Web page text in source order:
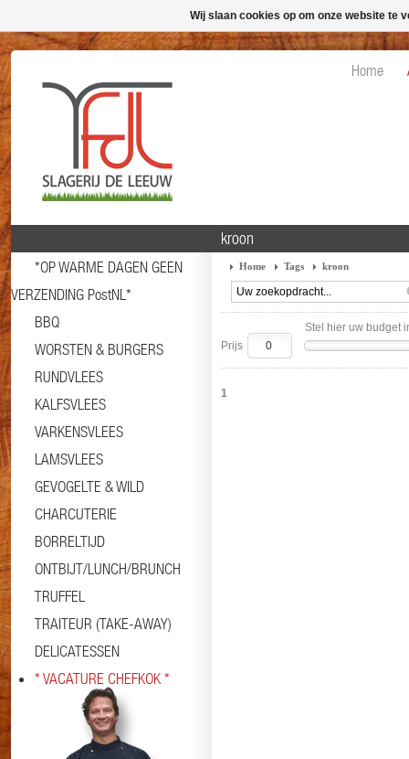
Home
*OP WARME DAGEN GEEN
VERZENDING PostNL*
BBQ
WORSTEN & BURGERS
RUNDVLEES
KALFSVLEES
VARKENSVLEES
LAMSVLEES
GEVOGELTE & WILD
CHARCUTERIE
BORRELTIJD
ONTBIJT/LUNCH/BRUNCH
TRUFFEL
TRAITEUR (TAKE-AWAY)
DELICATESSEN
* VACATURE CHEFKOK *
kroon
Home Tags kroon
Stel hier uw budget
Prijs
1
Wij slaan cookies op om onze website te